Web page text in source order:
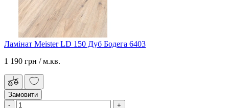
Ламінат Meister LD 150 Дуб Бодега 6403
1 190 грн / м.кв.
Замовити